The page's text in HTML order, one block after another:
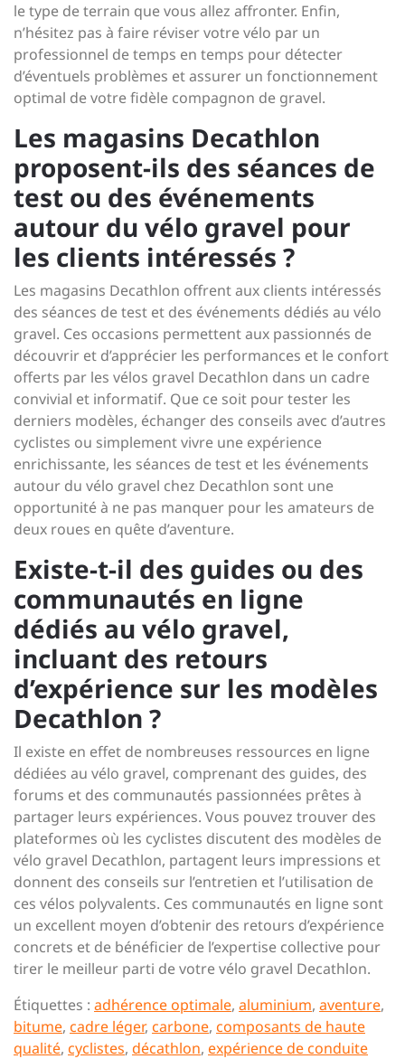
le type de terrain que vous allez affronter. Enfin,
n’hésitez pas à faire réviser votre vélo par un
professionnel de temps en temps pour détecter
d’éventuels problèmes et assurer un fonctionnement
optimal de votre fidèle compagnon de gravel.
Les magasins Decathlon
proposent-ils des séances de
test ou des événements
autour du vélo gravel pour
les clients intéressés ?
Les magasins Decathlon offrent aux clients intéressés
des séances de test et des événements dédiés au vélo
gravel. Ces occasions permettent aux passionnés de
découvrir et d’apprécier les performances et le confort
offerts par les vélos gravel Decathlon dans un cadre
convivial et informatif. Que ce soit pour tester les
derniers modèles, échanger des conseils avec d’autres
cyclistes ou simplement vivre une expérience
enrichissante, les séances de test et les événements
autour du vélo gravel chez Decathlon sont une
opportunité à ne pas manquer pour les amateurs de
deux roues en quête d’aventure.
Existe-t-il des guides ou des
communautés en ligne
dédiés au vélo gravel,
incluant des retours
d’expérience sur les modèles
Decathlon ?
Il existe en effet de nombreuses ressources en ligne
dédiées au vélo gravel, comprenant des guides, des
forums et des communautés passionnées prêtes à
partager leurs expériences. Vous pouvez trouver des
plateformes où les cyclistes discutent des modèles de
vélo gravel Decathlon, partagent leurs impressions et
donnent des conseils sur l’entretien et l’utilisation de
ces vélos polyvalents. Ces communautés en ligne sont
un excellent moyen d’obtenir des retours d’expérience
concrets et de bénéficier de l’expertise collective pour
tirer le meilleur parti de votre vélo gravel Decathlon.
Étiquettes : adhérence optimale, aluminium, aventure,
bitume, cadre léger, carbone, composants de haute
qualité, cyclistes, décathlon, expérience de conduite